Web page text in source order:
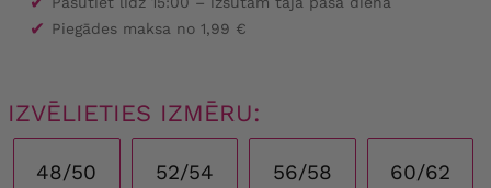
✔ Piegādes maksa no 1,99 €
IZVĒLIETIES IZMĒRU:
48/50 52/54 56/58 60/62